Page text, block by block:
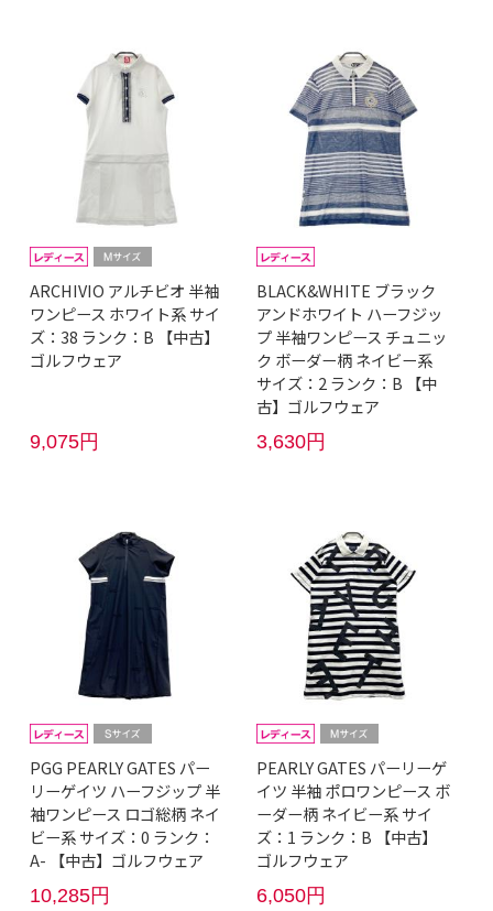
ARCHIVIO アルチビオ 半袖
ワンピース ホワイト系 サイ
ズ：38 ランク：B 【中古】
ゴルフウェア
9,075円
BLACK&WHITE ブラック
アンドホワイト ハーフジッ
プ 半袖ワンピース チュニッ
ク ボーダー柄 ネイビー系
サイズ：2 ランク：B 【中
古】ゴルフウェア
3,630円
PGG PEARLY GATES パー
リーゲイツ ハーフジップ 半
袖ワンピース ロゴ総柄 ネイ
ビー系 サイズ：0 ランク：
A- 【中古】ゴルフウェア
10,285円
PEARLY GATES パーリーゲ
イツ 半袖 ポロワンピース ボ
ーダー柄 ネイビー系 サイ
ズ：1 ランク：B 【中古】
ゴルフウェア
6,050円